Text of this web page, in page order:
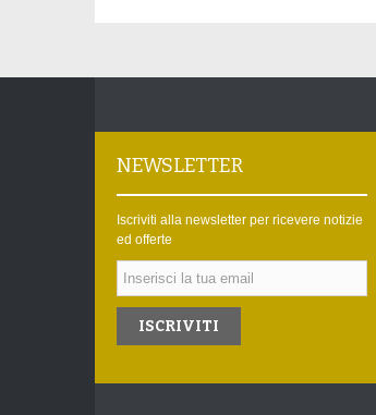
NEWSLETTER
Iscriviti alla newsletter per ricevere notizie
ed offerte
ISCRIVITI